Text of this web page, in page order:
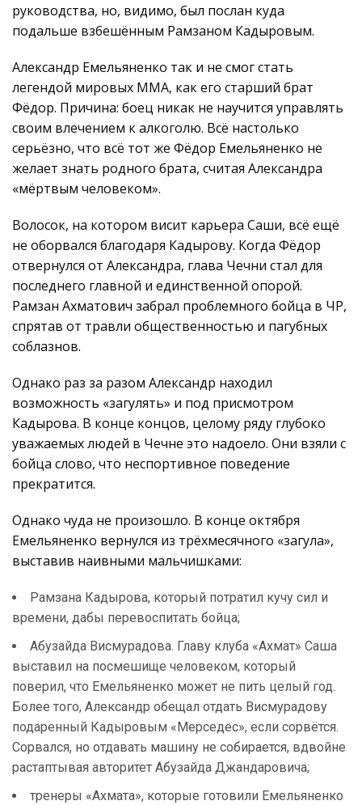
руководства, но, видимо, был послан куда
подальше взбешённым Рамзаном Кадыровым.
Александр Емельяненко так и не смог стать
легендой мировых ММА, как его старший брат
Фёдор. Причина: боец никак не научится управлять
своим влечением к алкоголю. Всё настолько
серьёзно, что всё тот же Фёдор Емельяненко не
желает знать родного брата, считая Александра
«мёртвым человеком».
Волосок, на котором висит карьера Саши, всё ещё
не оборвался благодаря Кадырову. Когда Фёдор
отвернулся от Александра, глава Чечни стал для
последнего главной и единственной опорой.
Рамзан Ахматович забрал проблемного бойца в ЧР,
спрятав от травли общественностью и пагубных
соблазнов.
Однако раз за разом Александр находил
возможность «загулять» и под присмотром
Кадырова. В конце концов, целому ряду глубоко
уважаемых людей в Чечне это надоело. Они взяли с
бойца слово, что неспортивное поведение
прекратится.
Однако чуда не произошло. В конце октября
Емельяненко вернулся из трёхмесячного «загула»,
выставив наивными мальчишками:
Рамзана Кадырова, который потратил кучу сил и
времени, дабы перевоспитать бойца;
Абузайда Висмурадова. Главу клуба «Ахмат» Саша
выставил на посмешище человеком, который
поверил, что Емельяненко может не пить целый год.
Более того, Александр обещал отдать Висмурадову
подаренный Кадыровым «Мерседес», если сорвётся.
Сорвался, но отдавать машину не собирается, вдвойне
растаптывая авторитет Абузайда Джандаровича;
тренеры «Ахмата», которые готовили Емельяненко